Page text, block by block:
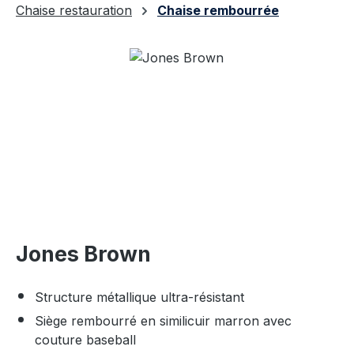
Chaise restauration
Chaise rembourrée
Jones Brown
Structure métallique ultra-résistant
Siège rembourré en similicuir marron avec
couture baseball